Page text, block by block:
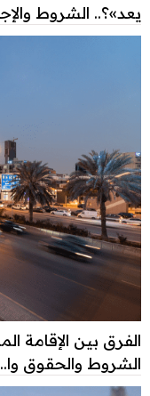
يعد»؟.. الشروط
الفرق بين الإقامة
الشروط والحقوق